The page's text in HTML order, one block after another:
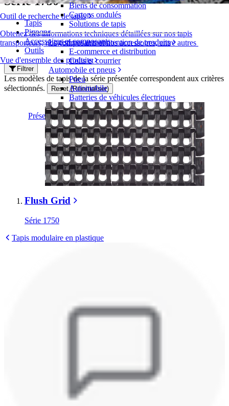
Outil de recherche de tapis
Obtenez des informations techniques détaillées sur nos tapis
transporteurs, nos composants et nos accessoires, entre autres
Vue d'ensemble des produits
Biens de consommation
Cartons ondulés
Solutions de tapis
Logistique et manutention de produits
E-commerce et distribution
Colis et courrier
Automobile et pneus
Pneu
Automobile
Batteries de véhicules électriques
Industriel
Présentation des industries
Tapis
Pignons
Accessoires et composants
Outils
Filtrer
Les modèles de tapis de la série présentée correspondent aux critères
sélectionnés.
Reset (Réinitialiser)
Flush Grid
Série 1750
Tapis modulaire en plastique